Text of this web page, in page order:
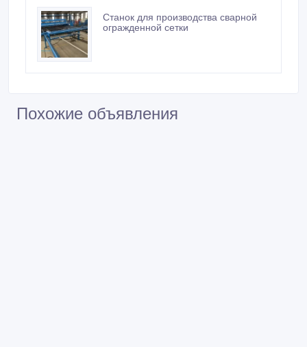
Станок для производства сварной
огражденной сетки
Похожие объявления